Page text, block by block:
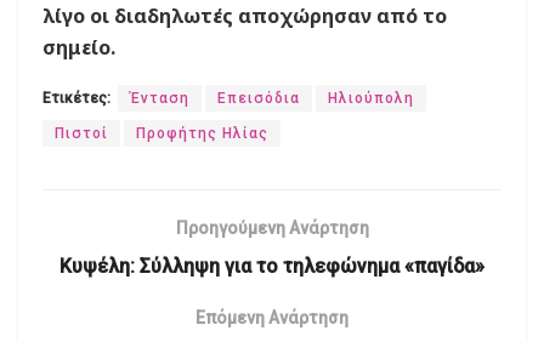
λίγο οι διαδηλωτές αποχώρησαν από το
σημείο.
Ετικέτες: Ένταση Επεισόδια Ηλιούπολη
Πιστοί Προφήτης Ηλίας
Προηγούμενη Ανάρτηση
Κυψέλη: Σύλληψη για το τηλεφώνημα «παγίδα»
Επόμενη Ανάρτηση